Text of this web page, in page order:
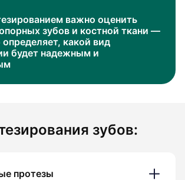
важно оценить
зубов и костной ткани —
какой вид
будет надежным и
зубов:
протезы